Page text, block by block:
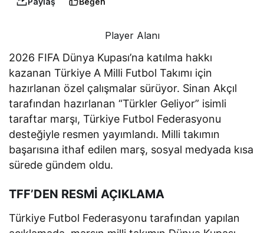
Player Alanı
2026 FIFA Dünya Kupası’na katılma hakkı
kazanan Türkiye A Milli Futbol Takımı için
hazırlanan özel çalışmalar sürüyor. Sinan Akçıl
tarafından hazırlanan “Türkler Geliyor” isimli
taraftar marşı, Türkiye Futbol Federasyonu
desteğiyle resmen yayımlandı. Milli takımın
başarısına ithaf edilen marş, sosyal medyada kısa
sürede gündem oldu.
TFF’DEN RESMİ AÇIKLAMA
Türkiye Futbol Federasyonu tarafından yapılan